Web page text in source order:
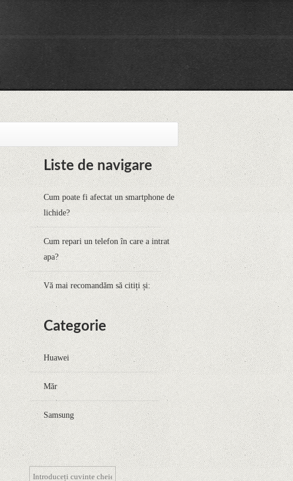
Liste de navigare
Cum poate fi afectat un smartphone de
lichide?
Cum repari un telefon în care a intrat
apa?
Vă mai recomandăm să citiți și:
Categorie
Huawei
Măr
Samsung